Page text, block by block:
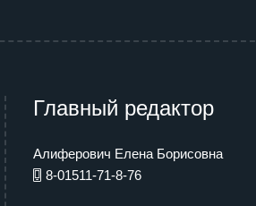
Главный редактор
Алиферович Елена Борисовна
8-01511-71-8-76